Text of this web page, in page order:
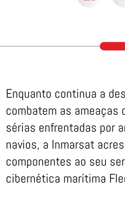
Enquanto continua a
combatem as ameaças
sérias enfrentadas por
navios, a Inmarsat
componentes ao seu
cibernética marítima